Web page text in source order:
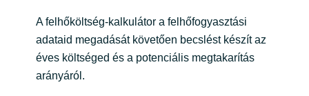
A felhőköltség-kalkulátor a felhőfogyasztási
adataid megadását követően becslést készít az
éves költséged és a potenciális megtakarítás
arányáról.